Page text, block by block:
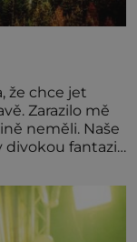
že chce jet
Zarazilo mě
neměli. Naše
divokou fantazii.
krásných
dracích.